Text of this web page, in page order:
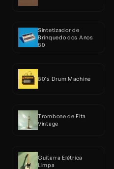
Sintetizador de
Brinquedo dos Anos
80
80's Drum Machine
Trombone de Fita
Vintage
Guitarra Elétrica
Limpa